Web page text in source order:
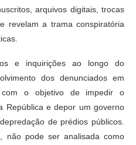
arquivos digitais, trocas
revelam a trama conspiratória
e inquirições ao longo do
dos denunciados em
com o objetivo de impedir o
República e depor um governo
de prédios públicos.
não pode ser analisada como